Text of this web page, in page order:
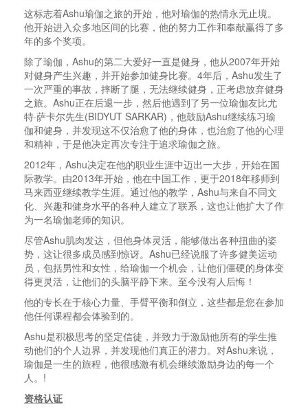
这标志着Ashu瑜伽之旅的开始，他对瑜伽的热情永无止境。
他开始进入众多地区间的比赛，他的努力工作和奉献赢得了多
年的多个奖项。
除了瑜伽， Ashu的第二大爱好一直是健身，他从2007年开始
对健身产生兴趣，并开始参加健身比赛。 4年后， Ashu发生了
一次严重的事故，摔断了腿，无法继续健身，正考虑放弃健身
之旅。 Ashu正在后退一步，然后他遇到了另一位瑜伽友比尤
特·萨卡尔先生(BIDYUT SARKAR) ，他鼓励Ashu继续练习瑜
伽和健身，并发现这不仅治愈了他的身体，也治愈了他的心理
和精神，于是他决定再次专注于追求瑜伽之旅。
2012年， Ashu决定在他的职业生涯中迈出一大步，开始在国
际教学。由2013年开始，他在中国工作，更于2018年移师到
马来西亚继续教学生涯。通过他的教学， Ashu与来自不同文
化、兴趣和健身水平的各种人建立了联系，这也让他扩大了作
为一名瑜伽老师的知识。
尽管Ashu肌肉发达，但他身体灵活，能够做出各种扭曲的姿
势，这让很多成员感到惊讶。 Ashu已经说服了许多健美运动
员，包括男性和女性，给瑜伽一个机会，让他们僵硬的身体变
得更灵活，让他们的头脑平静下来。至今没有人后悔！
他的专长在于核心力量、手臂平衡和倒立，这些都是您在参加
他任何课程都会体验到的。
Ashu是积极思考的坚定信徒，并致力于激励他所有的学生推
动他们的个人边界，并发现他们真正的潜力。对Ashu来说，
瑜伽是一生的旅程，他很感激有机会继续激励身边的每一个
人。 !
资格认证